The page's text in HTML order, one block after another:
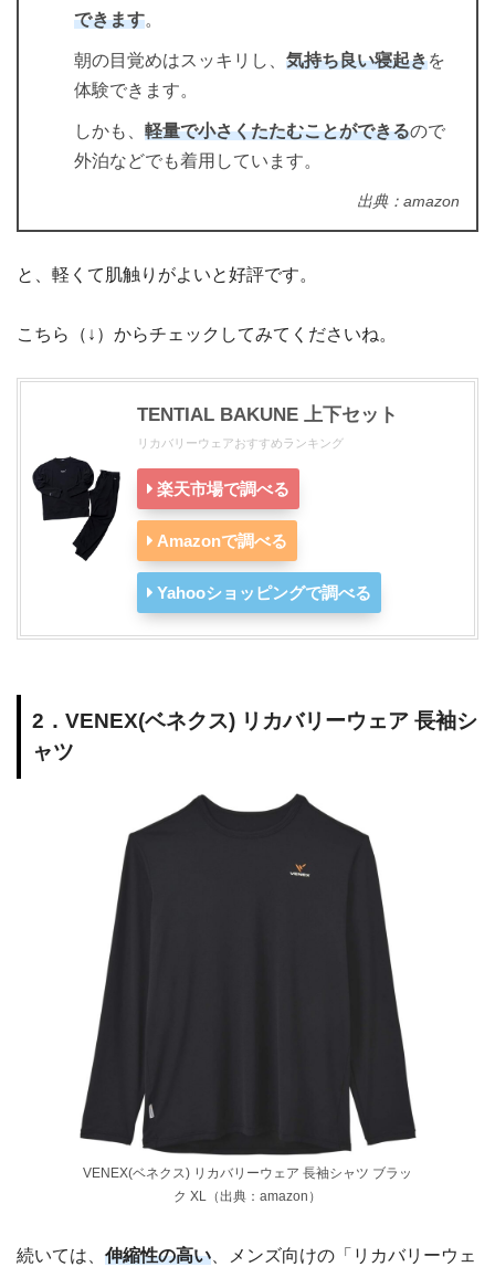
できます。
朝の目覚めはスッキリし、 気持ち良い寝起きを
体験できます。
しかも、 軽量で小さくたたむことができるので
外泊などでも着用しています。
出典：amazon
と、軽くて肌触りがよいと好評です。
こちら（↓）からチェックしてみてくださいね。
TENTIAL BAKUNE 上下セット
リカバリーウェアおすすめランキング
楽天市場で調べる
Amazonで調べる
Yahooショッピングで調べる
2．VENEX(ベネクス) リカバリーウェア 長袖シ
ャツ
VENEX(ベネクス) リカバリーウェア 長袖シャツ ブラッ
ク XL（出典：amazon）
続いては、 伸縮性の高い 、メンズ向けの「リカバリーウェ